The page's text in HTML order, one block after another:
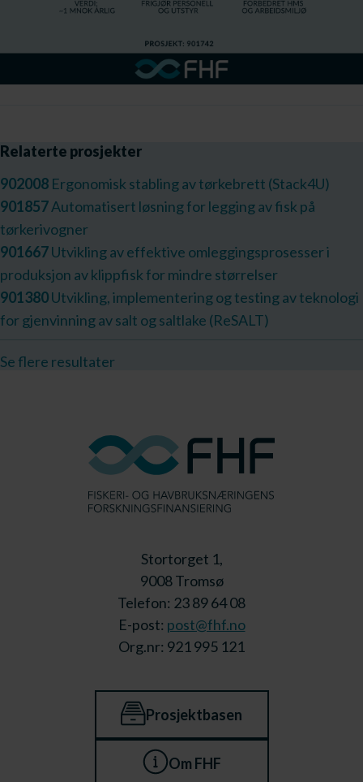
Relaterte prosjekter
902008 Ergonomisk stabling av tørkebrett (Stack4U)
901857Automatisert løsning for legging av fisk på
tørkerivogner
901667Utvikling av effektive omleggingsprosesser i
produksjon av klippfisk for mindre størrelser
901380Utvikling, implementering og testing av teknologi
for gjenvinning av salt og saltlake (ReSALT)
Se flere resultater
Stortorget 1,
9008 Tromsø
Telefon: 23 89 64 08
E-post: post@fhf.no
Org.nr: 921 995 121
Prosjektbasen
Om FHF